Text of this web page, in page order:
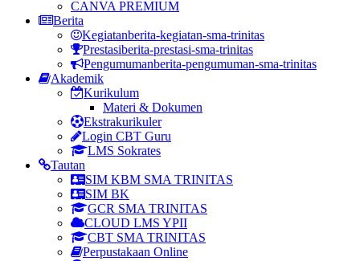
CANVA PREMIUM
Berita
Kegiatanberita-kegiatan-sma-trinitas
Prestasiberita-prestasi-sma-trinitas
Pengumumanberita-pengumuman-sma-trinitas
Akademik
Kurikulum
Materi & Dokumen
Ekstrakurikuler
Login CBT Guru
LMS Sokrates
Tautan
SIM KBM SMA TRINITAS
SIM BK
GCR SMA TRINITAS
CLOUD LMS YPII
CBT SMA TRINITAS
Perpustakaan Online